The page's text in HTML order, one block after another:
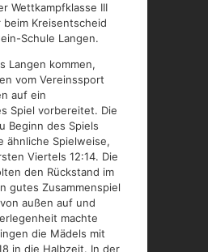
Wettkampfklasse III
Kreisentscheid
Schule Langen.
Langen kommen,
vom Vereinssport
auf ein
Spiel vorbereitet. Die
Beginn des Spiels
ähnliche Spielweise,
Viertels 12:14. Die
den Rückstand im
gutes Zusammenspiel
außen auf und
machte
die Mädels mit
in die Halbzeit. In der